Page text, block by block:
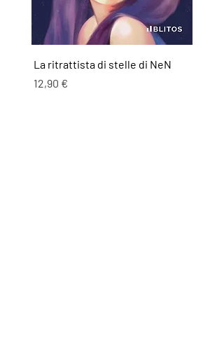
La ritrattista di stelle di NeN
Prezzo
12,90 €